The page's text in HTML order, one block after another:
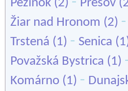
Pezinok (2) Prešov
Žiar nad Hronom (2) -
Trstená (1) - Senica
Považská Bystrica (1)
Komárno (1) -